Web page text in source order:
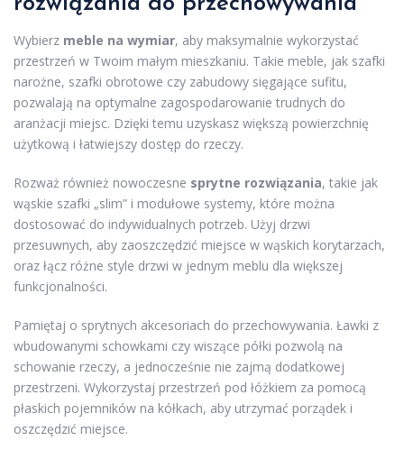
Wybierz meble na wymiar, aby maksymalnie wykorzystać
przestrzeń w Twoim małym mieszkaniu. Takie meble, jak szafki
narożne, szafki obrotowe czy zabudowy sięgające sufitu,
pozwalają na optymalne zagospodarowanie trudnych do
aranżacji miejsc. Dzięki temu uzyskasz większą powierzchnię
użytkową i łatwiejszy dostęp do rzeczy.
Rozważ również nowoczesne sprytne rozwiązania, takie jak
wąskie szafki „slim” i modułowe systemy, które można
dostosować do indywidualnych potrzeb. Użyj drzwi
przesuwnych, aby zaoszczędzić miejsce w wąskich korytarzach,
oraz łącz różne style drzwi w jednym meblu dla większej
funkcjonalności.
Pamiętaj o sprytnych akcesoriach do przechowywania. Ławki z
wbudowanymi schowkami czy wiszące półki pozwolą na
schowanie rzeczy, a jednocześnie nie zajmą dodatkowej
przestrzeni. Wykorzystaj przestrzeń pod łóżkiem za pomocą
płaskich pojemników na kółkach, aby utrzymać porządek i
oszczędzić miejsce.